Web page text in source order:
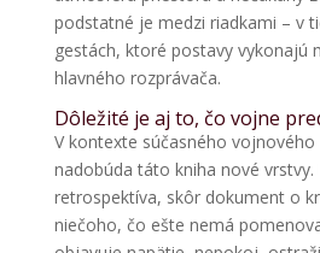
podstatné je medzi riadkami – v
gestách, ktoré postavy vykonajú
hlavného rozprávača.
Dôležité je aj to, čo vojne
V kontexte súčasného vojnového
nadobúda táto kniha nové
retrospektíva, skôr dokument o
niečoho, čo ešte nemá